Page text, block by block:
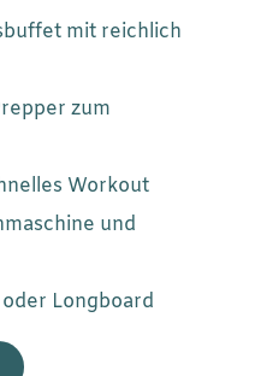
mit reichlich
zum
Workout
und
Longboard